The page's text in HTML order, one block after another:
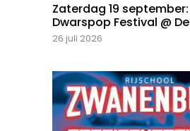
Zaterdag 19
Dwarspop Festival @
26 juli 2026